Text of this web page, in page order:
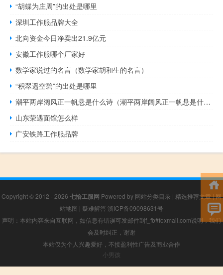
“胡蝶为庄周”的出处是哪里
深圳工作服品牌大全
北向资金今日净卖出21.9亿元
安徽工作服哪个厂家好
数学家说过的名言（数学家胡和生的名言）
“积翠遥空碧”的出处是哪里
潮平两岸阔风正一帆悬是什么诗（潮平两岸阔风正一帆悬是什么意思）
山东荣遇面馆怎么样
广安铁路工作服品牌
Copyright © 2012 - 2026 七恰工服网 Powered by 网站分类目录 | 精选推荐文章|网
站地图 | 疑难解答 浙ICP备09098631号
声明：本站内容来自互联网，如信息有错误可发邮件到f_fb#foxmail.com说明，我们
会及时纠正，谢谢
本站仅为个人兴趣爱好，不接盈利性广告及商业合作
小男孩